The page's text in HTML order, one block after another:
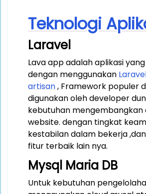
Teknologi
Laravel
Lava app adalah aplikasi
dengan menggunakan
artisan, Framework populer
digunakan oleh developer
kebutuhan mengembangkan
website. dengan tingkat
kestabilan dalam bekerja
fitur terbaik lain nya.
Mysql Maria DB
Untuk kebutuhan